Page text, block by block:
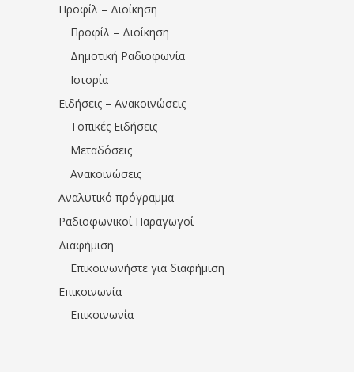
Προφίλ – Διοίκηση
Προφίλ – Διοίκηση
Δημοτική Ραδιοφωνία
Ιστορία
Ειδήσεις – Ανακοινώσεις
Τοπικές Ειδήσεις
Μεταδόσεις
Ανακοινώσεις
Αναλυτικό πρόγραμμα
Ραδιοφωνικοί Παραγωγοί
Διαφήμιση
Επικοινωνήστε για διαφήμιση
Επικοινωνία
Επικοινωνία